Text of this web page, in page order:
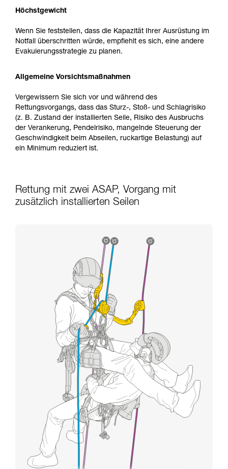
Höchstgewicht
Wenn Sie feststellen, dass die Kapazität Ihrer Ausrüstung im
Notfall überschritten würde, empfiehlt es sich, eine andere
Evakuierungsstrategie zu planen.
Allgemeine Vorsichtsmaßnahmen
Vergewissern Sie sich vor und während des
Rettungsvorgangs, dass das Sturz-, Stoß- und Schlagrisiko
(z. B. Zustand der installierten Seile, Risiko des Ausbruchs
der Verankerung, Pendelrisiko, mangelnde Steuerung der
Geschwindigkeit beim Abseilen, ruckartige Belastung) auf
ein Minimum reduziert ist.
Rettung mit zwei ASAP, Vorgang mit
zusätzlich installierten Seilen